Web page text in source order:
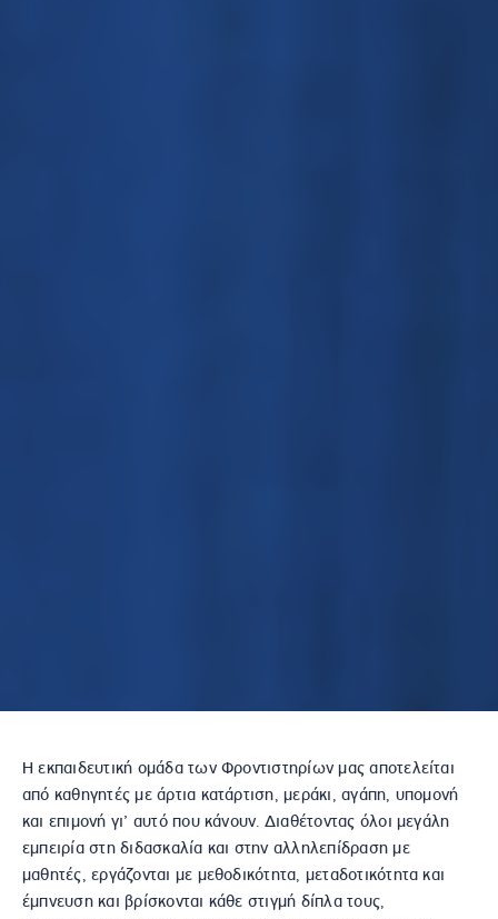
Η εκπαιδευτική ομάδα των Φροντιστηρίων μας αποτελείται
από καθηγητές με άρτια κατάρτιση, μεράκι, αγάπη, υπομονή
και επιμονή γι’ αυτό που κάνουν. Διαθέτοντας όλοι μεγάλη
εμπειρία στη διδασκαλία και στην αλληλεπίδραση με
μαθητές, εργάζονται με μεθοδικότητα, μεταδοτικότητα και
έμπνευση και βρίσκονται κάθε στιγμή δίπλα τους,